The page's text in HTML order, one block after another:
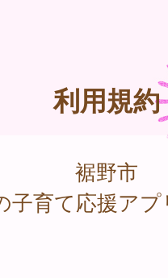
利用規約
裾野市
子育て応援ア